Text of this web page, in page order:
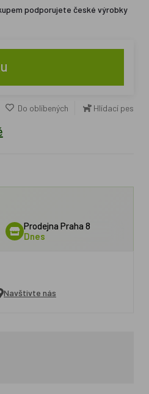
podporujete české výrobky
Do oblíbených Hlídací pes
Prodejna Praha 8
Dnes
Navštivte nás